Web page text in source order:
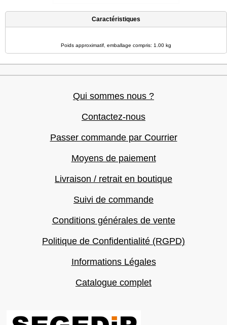
Caractéristiques
Poids approximatif, emballage compris: 1.00 kg
Qui sommes nous ?
Contactez-nous
Passer commande par Courrier
Moyens de paiement
Livraison / retrait en boutique
Suivi de commande
Conditions générales de vente
Politique de Confidentialité (RGPD)
Informations Légales
Catalogue complet